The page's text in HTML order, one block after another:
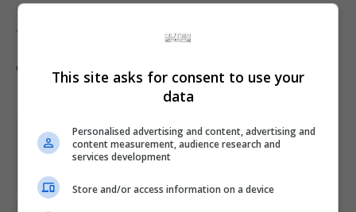
9. Forza Motorsport 7
10. Grand Theft Auto V
Comente esta notícia no Fórum Outer Space
Share This
This site asks for consent to use your
data
Personalised advertising and content, advertising and
content measurement, audience research and
services development
Store and/or access information on a device